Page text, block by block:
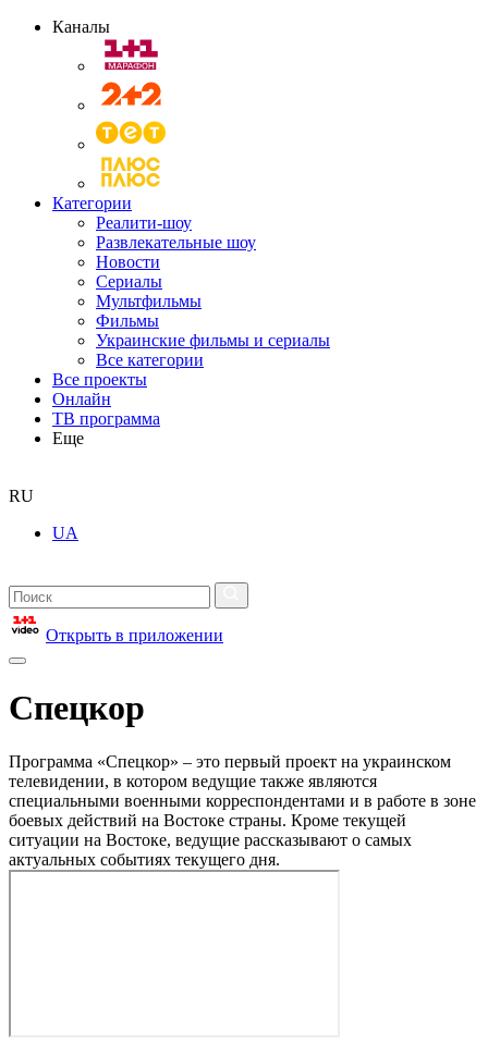
Каналы
Категории
Реалити-шоу
Развлекательные шоу
Новости
Сериалы
Мультфильмы
Фильмы
Украинские фильмы и сериалы
Все категории
Все проекты
Онлайн
ТВ программа
Еще
RU
UA
Открыть в приложении
Спецкор
Программа «Спецкор» – это первый проект на украинском
телевидении, в котором ведущие также являются
специальными военными корреспондентами и в работе в зоне
боевых действий на Востоке страны. Кроме текущей
ситуации на Востоке, ведущие рассказывают о самых
актуальных событиях текущего дня.